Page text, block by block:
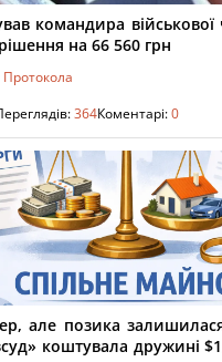
командира військової
на 66 560 грн
364Коментарі:0
але позика
коштувала дружині